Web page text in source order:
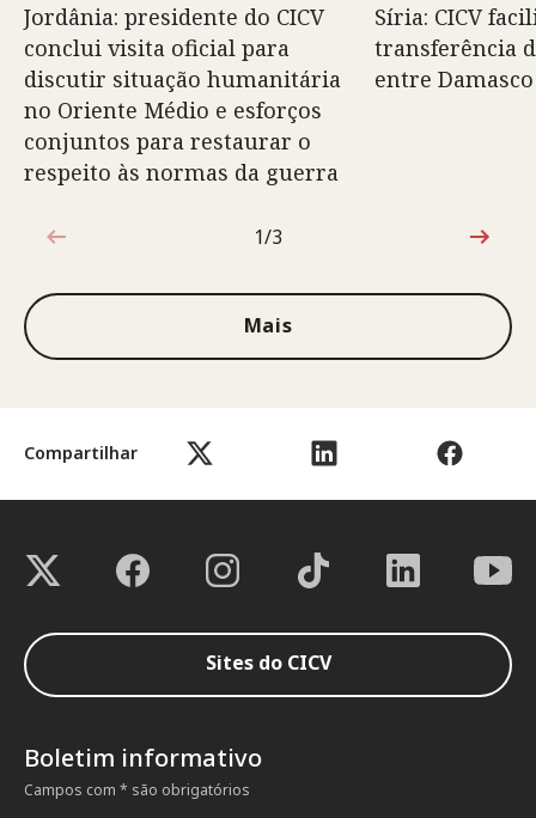
Compartilhar
Jordânia: presidente do CICV
conclui visita oficial para
discutir situação humanitária
no Oriente Médio e esforços
conjuntos para restaurar o
respeito às normas da guerra
Síria: CICV
transferência
entre
1 de 3
1/3
Mais
Sites do CICV
Boletim informativo
Campos com * são obrigatórios